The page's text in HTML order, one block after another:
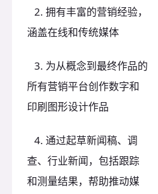
2. 拥有丰富的营销经验，
涵盖在线和传统媒体
3. 为从概念到最终作品的
所有营销平台创作数字和
印刷图形设计作品
4. 通过起草新闻稿、调
查、行业新闻，包括跟踪
和测量结果，帮助推动媒